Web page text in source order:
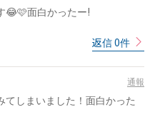
😂🩷面白かったー!
返信 0件
通報
しまいました！面白かった